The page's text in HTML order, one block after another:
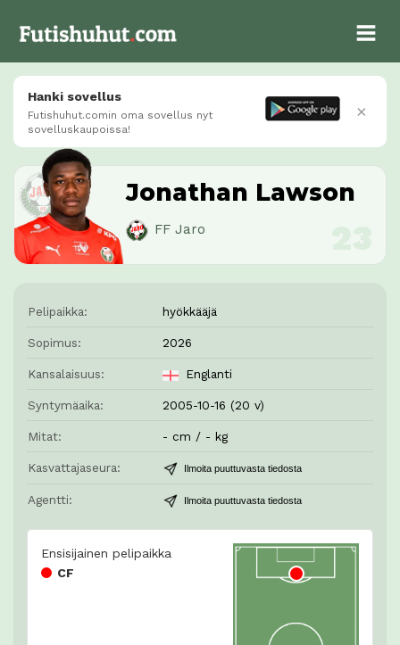
Hanki sovellus
Futishuhut.comin oma sovellus nyt
sovelluskaupoissa!
×
Jonathan Lawson
FF Jaro
Pelipaikka: hyökkääjä
Sopimus: 2026
Kansalaisuus: Englanti
Syntymäaika: 2005-10-16 (20 v)
Mitat: - cm / - kg
Kasvattajaseura: Ilmoita puuttuvasta tiedosta
Agentti: Ilmoita puuttuvasta tiedosta
Ensisijainen pelipaikka
CF